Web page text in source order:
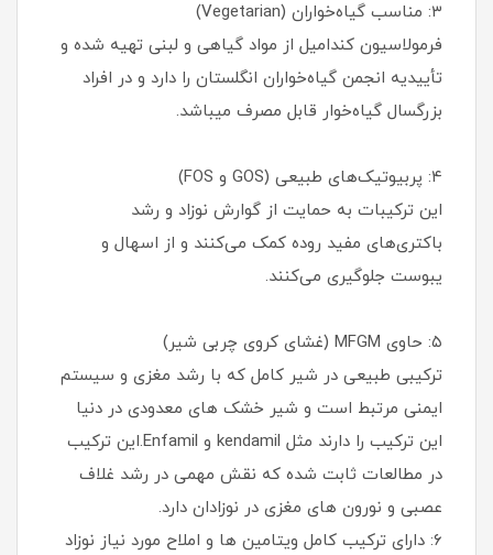
۳: مناسب گیاه‌خواران (Vegetarian)
فرمولاسیون کندامیل از مواد گیاهی و لبنی تهیه شده و
تأییدیه انجمن گیاه‌خواران انگلستان را دارد و در افراد
بزرگسال گیاه‌خوار قابل مصرف میباشد.
۴: پربیوتیک‌های طبیعی (GOS و FOS)
این ترکیبات به حمایت از گوارش نوزاد و رشد
باکتری‌های مفید روده کمک می‌کنند و از اسهال و
یبوست جلوگیری می‌کنند.
۵: حاوی MFGM (غشای کروی چربی شیر)
ترکیبی طبیعی در شیر کامل که با رشد مغزی و سیستم
ایمنی مرتبط است و شیر خشک های معدودی در دنیا
این ترکیب را دارند مثل kendamil و Enfamil.این ترکیب
در مطالعات ثابت شده که نقش مهمی در رشد غلاف
عصبی و نورون های مغزی در نوزادان دارد.
۶: دارای ترکیب کامل ویتامین ها و املاح مورد نیاز نوزاد